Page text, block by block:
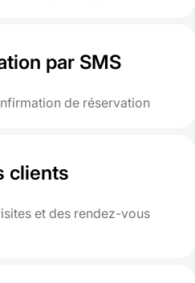
par SMS
de réservation
clients
et des rendez-vous